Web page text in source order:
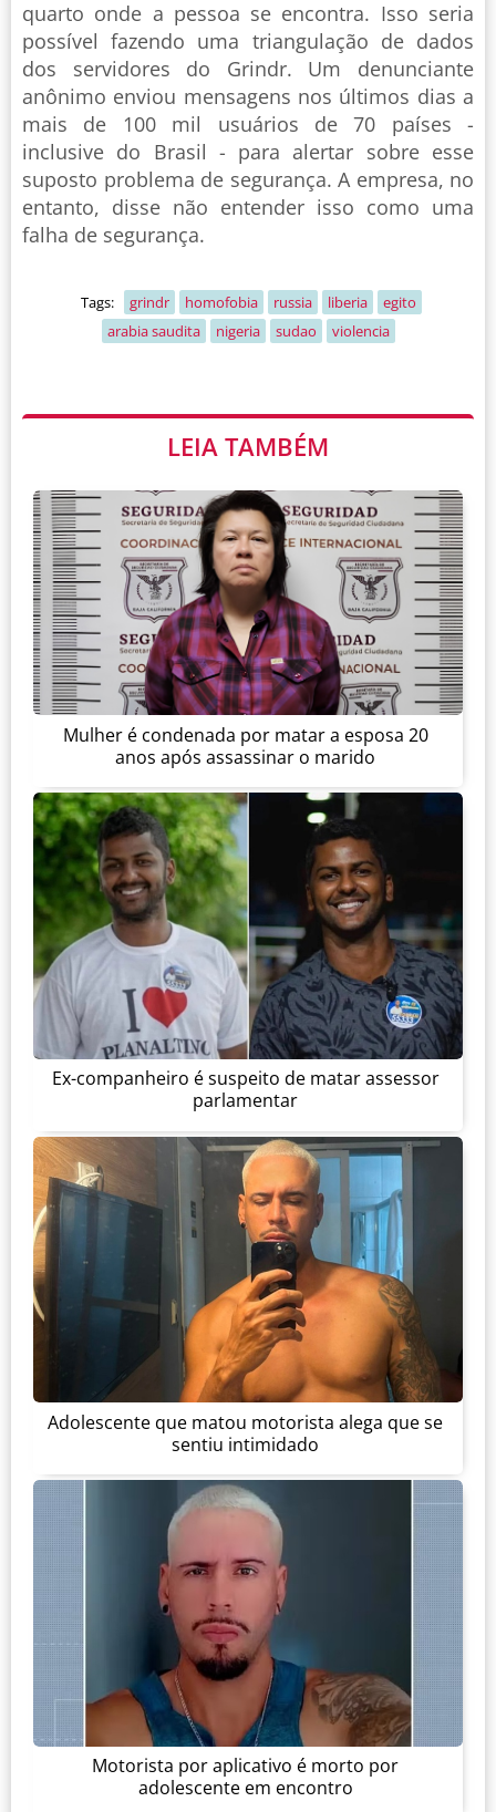
quarto onde a pessoa se encontra. Isso seria
possível fazendo uma triangulação de dados
dos servidores do Grindr. Um denunciante
anônimo enviou mensagens nos últimos dias a
mais de 100 mil usuários de 70 países -
inclusive do Brasil - para alertar sobre esse
suposto problema de segurança. A empresa, no
entanto, disse não entender isso como uma
falha de segurança.
Tags: grindr homofobia russia liberia
egito
arabia saudita
nigeria sudao violencia
LEIA TAMBÉM
Mulher é condenada por matar a esposa 20
anos após assassinar o marido
Ex-companheiro é suspeito de matar assessor
parlamentar
Adolescente que matou motorista alega que se
sentiu intimidado
Motorista por aplicativo é morto por
adolescente em encontro